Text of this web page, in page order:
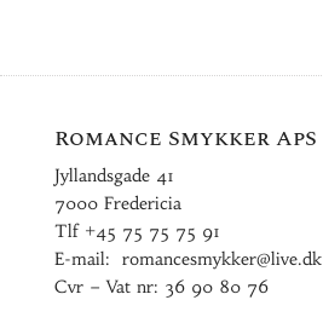
Romance Smykker ApS
Jyllandsgade 41
7000 Fredericia
Tlf +45 75 75 75 91
E-mail: romancesmykker@live.dk
Cvr – Vat nr: 36 90 80 76